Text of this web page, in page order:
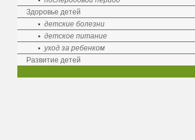
Здоровье детей
детские болезни
детское питание
уход за ребенком
Развитие детей